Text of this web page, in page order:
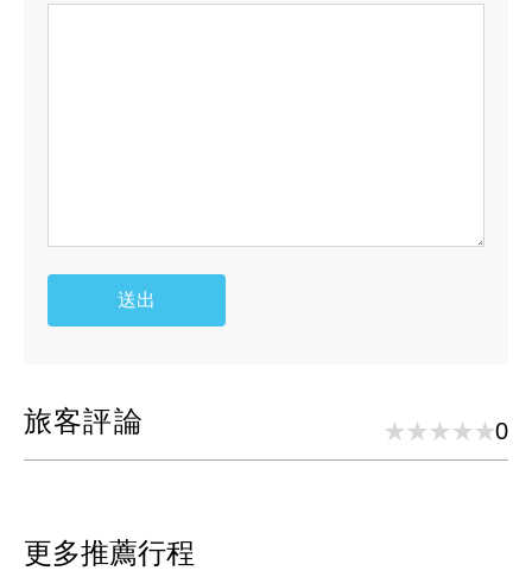
送出
旅客評論 0
更多推薦行程